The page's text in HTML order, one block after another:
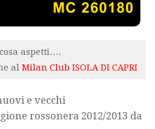
aspetti….
al Milan Club ISOLA DI CAPRI
e vecchi
rossonera 2012/2013 da